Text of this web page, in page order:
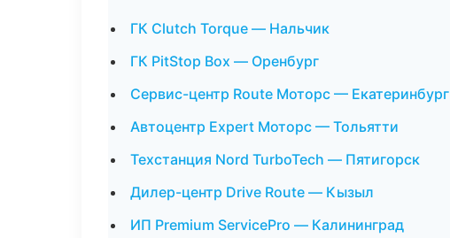
ГК Clutch Torque — Нальчик
ГК PitStop Box — Оренбург
Сервис-центр Route Моторс — Екатеринбург
Автоцентр Expert Моторс — Тольятти
Техстанция Nord TurboTech — Пятигорск
Дилер-центр Drive Route — Кызыл
ИП Premium ServicePro — Калининград